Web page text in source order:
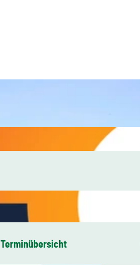
Terminübersicht